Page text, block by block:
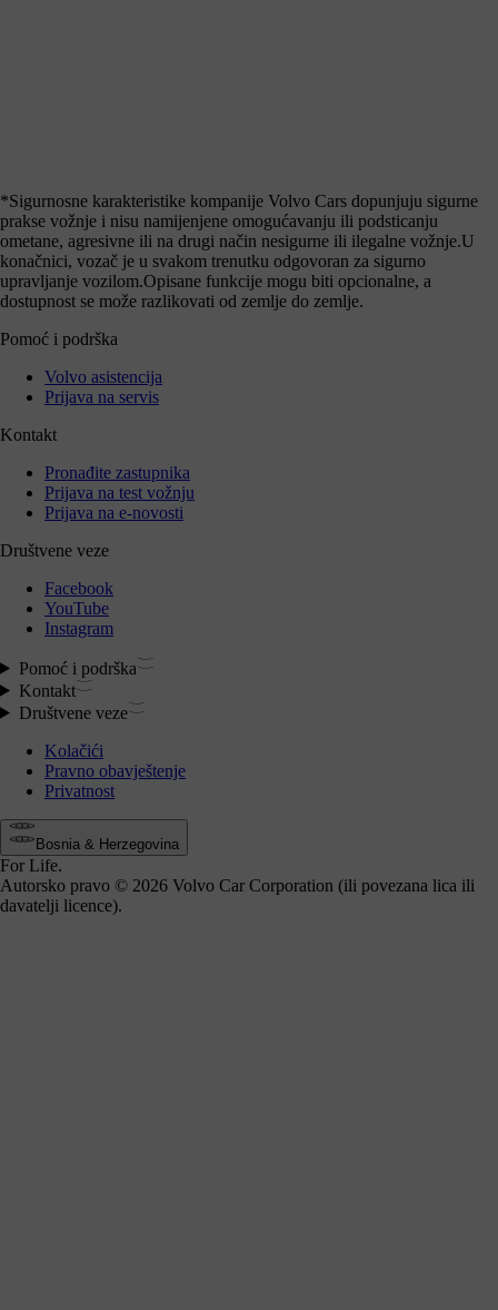
*Sigurnosne karakteristike kompanije Volvo Cars dopunjuju sigurne
prakse vožnje i nisu namijenjene omogućavanju ili podsticanju
ometane, agresivne ili na drugi način nesigurne ili ilegalne vožnje.U
konačnici, vozač je u svakom trenutku odgovoran za sigurno
upravljanje vozilom.Opisane funkcije mogu biti opcionalne, a
dostupnost se može razlikovati od zemlje do zemlje.